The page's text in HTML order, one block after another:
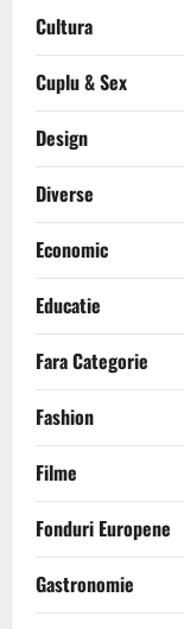
Cultura
Cuplu & Sex
Design
Diverse
Economic
Educatie
Fara Categorie
Fashion
Filme
Fonduri Europene
Gastronomie